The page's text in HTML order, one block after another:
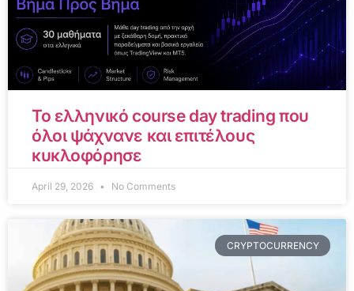
Το ελληνικό course day trading που
όλοι ψάχνανε και επιτέλους
κυκλοφόρησε
April 29, 2026 No Comments
CRYPTOCURRENCY